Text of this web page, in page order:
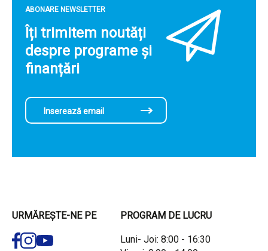
ABONARE NEWSLETTER
Îți trimitem noutăți
despre programe și
finanțări
URMĂREȘTE-NE PE PROGRAM DE LUCRU
Luni- Joi: 8:00 - 16:30